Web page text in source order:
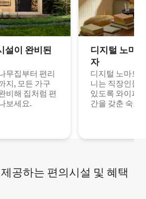
설이 완비된
무집부터 편리
지, 모든 가구
비해 집처럼 편
보세요.
디지털 노마
자
디지털 노마드
니는 직장인들
있도록 와이파
간을 갖춘 숙소
공하는 편의시설 및 혜택